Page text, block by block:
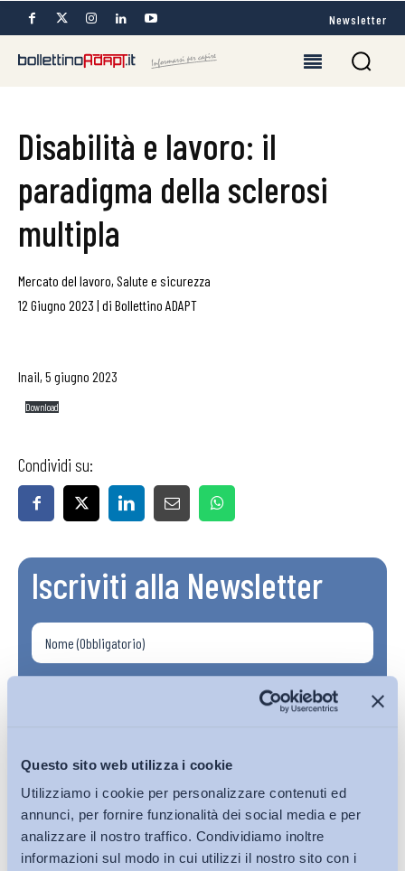
Questo sito web utilizza i cookie
Utilizziamo i cookie per personalizzare contenuti ed
annunci, per fornire funzionalità dei social media e per
analizzare il nostro traffico. Condividiamo inoltre
informazioni sul modo in cui utilizzi il nostro sito con i
Newsletter
Disabilità e lavoro: il
paradigma della sclerosi
multipla
Mercato del lavoro, Salute e sicurezza
12 Giugno 2023 | di Bollettino ADAPT
Inail, 5 giugno 2023
Download
Condividi su:
Iscriviti alla Newsletter